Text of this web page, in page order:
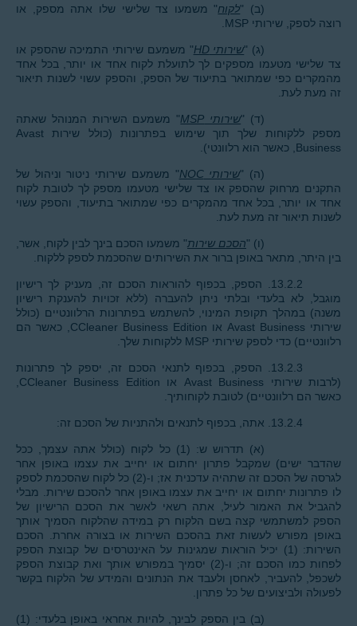
(ב) "לקוח" משמעו צד שלישי שלו אתה מספק, או
רוצה לספק, שירותי MSP.
(ג) "שירותי HD
" משמעם שירותי התמיכה שהספק או
צד שלישי מטעמו מספקים לך לתועלת לקוח אחד או יותר, בכל אחד
מהמקרים כפי שמתואר בתיעוד של הספק, והספק עשוי לשנות תיאור
זה מעת לעת.
(ד) "שירותי MSP
" משמעם השירות המנוהל שאתה
מספק ללקוחות שלך תוך שימוש בפתרונות (כולל שירות Avast
Business, כאשר הוא רלוונטי).
(ה) "שירותי NOC
" משמעם שירותי ניטור וניהול של
התקנים מרחוק שהספק או צד שלישי מטעמו מספק לך לטובת לקוח
אחד או יותר, בכל אחד מהמקרים כפי שמתואר בתיעוד, והספק עשוי
לשנות תיאור זה מעת לעת.
(ו) "הסכם שירות" משמעו הסכם בינך לבין לקוח, אשר,
בין היתר, מתאר באופן ברור את השירותים שהסכמת לספק ללקוח.
13.2.2. הספק, בכפוף להוראות הסכם זה, מעניק לך רישיון
מוגבל, לא בלעדי ובלתי ניתן להעברה (ללא זכויות להענקת רישיון
משנה) במהלך תקופת המינוי, להשתמש בפתרונות הרלוונטיים (כולל
שירותי Avast Business או CCleaner Business Edition, כאשר הם
רלוונטיים) כדי לספק שירותי MSP ללקוחות שלך.
13.2.3. הספק, בכפוף לתנאי הסכם זה, יספק לך פתרונות
כאשר הם רלוונטיים) לטובת לקוחותיך.
13.2.4. אתה, בכפוף לתנאים ולהתניות של הסכם זה:
(א) תדרוש ש: (1) כל לקוח (כולל אתה עצמך, ככל
שהדבר ישים) שמקבל פתרון יחתום או יחייב את עצמו באופן אחר
לגרסה של הסכם זה שתהיה עדכנית אז; ו-(2) כל לקוח שהסכמת לספק
לו פתרונות יחתום או יחייב את עצמו באופן אחר להסכם שירות. מבלי
להגביל את האמור לעיל, אתה רשאי לאשר את הסכם הרישיון של
הספק למשתמשי קצה בשם הלקוח רק במידה שהלקוח הסמיך אותך
באופן מפורש לעשות זאת בהסכם השירות או בצורה אחרת. הסכם
השירות: (1) יכיל הוראות שמגינות על האינטרסים של קבוצת הספק
לפחות כמו הסכם זה; ו-(2) יסמיך במפורש אותך ואת קבוצת הספק
לשכפל, להעביר, לאחסן ולעבד את הנתונים והמידע של הלקוח בקשר
לפעולה ולביצועים של כל פתרון.
(ב) בין הספק לבינך, להיות אחראי באופן בלעדי: (1)